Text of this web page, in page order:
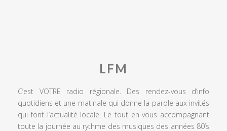
LFM
C’est VOTRE radio régionale. Des rendez-vous d’info
quotidiens et une matinale qui donne la parole aux invités
qui font l’actualité locale. Le tout en vous accompagnant
toute la journée au rythme des musiques des années 80’s